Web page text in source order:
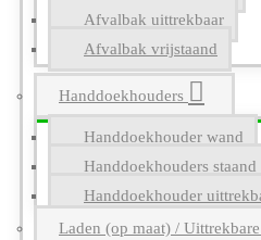
Afvalbak uittrekbaar
Afvalbak vrijstaand
Handdoekhouders
Handdoekhouder wand
Handdoekhouders staand
Handdoekhouder
Laden (op maat) /